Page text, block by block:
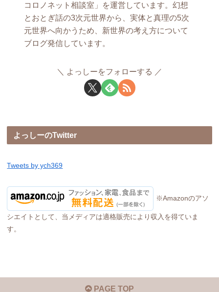
コロノネット相談室」を運営しています。幻想
とおとぎ話の3次元世界から、実体と真理の5次
元世界へ向かうため、新世界の考え方について
ブログ発信しています。
よっしーをフォローする
よっしーのTwitter
Tweets by ych369
※Amazonのアソ
シエイトとして、当メディアは適格販売により収入を得ていま
す。
PAGE TOP